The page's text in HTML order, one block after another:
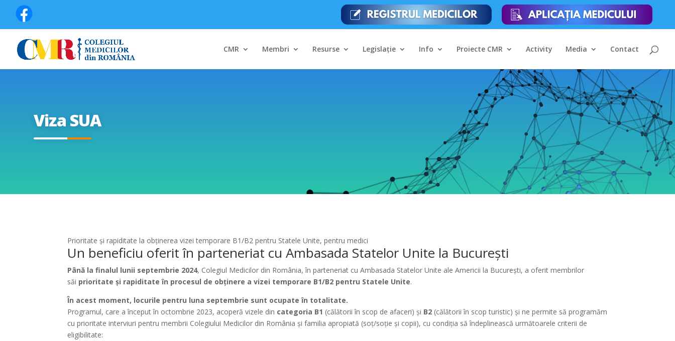
CMR Membri Resurse Legislație Info Proiecte CMR Activity Media Contact
Viza SUA
Prioritate și rapiditate la obținerea vizei temporare B1/B2 pentru Statele Unite, pentru medici
Un beneficiu oferit în parteneriat cu Ambasada Statelor Unite la București
Până la finalul lunii septembrie 2024, Colegiul Medicilor din România, în parteneriat cu Ambasada Statelor Unite ale Americii la București, a oferit membrilor
săi prioritate și rapiditate în procesul de obținere a vizei temporare B1/B2 pentru Statele Unite.
În acest moment, locurile pentru luna septembrie sunt ocupate în totalitate.
Programul, care a început în octombrie 2023, acoperă vizele din categoria B1 (călătorii în scop de afaceri) și B2 (călătorii în scop turistic) și ne permite să programăm
cu prioritate interviuri pentru membrii Colegiului Medicilor din România și familia apropiată (soț/soție și copii), cu condiția să îndeplinească următoarele criterii de
eligibilitate: